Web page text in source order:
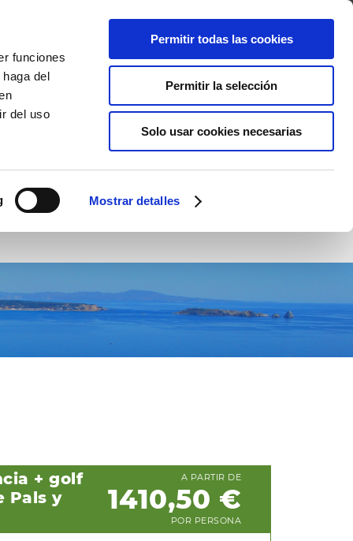
funciones
del
del uso
Mostrar detalles
Permitir todas las cookies
Permitir la selección
Solo usar cookies necesarias
ENTORNO VACACIONES GOLF ACTIVIDADES
Hoyo
+ golf
Pals y
A PARTIR DE
1410,50 €
POR PERSONA